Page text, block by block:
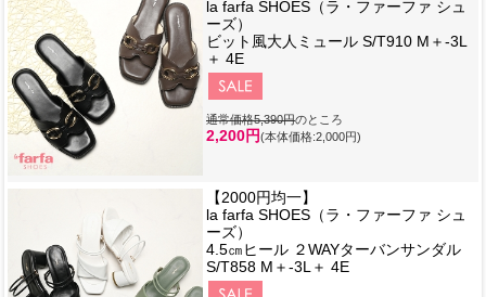
la farfa SHOES（ラ・ファーファ シュ
ーズ）
ビット風大人ミュール S/T910 M＋-3L
＋ 4E
通常価格5,390円のところ
2,200円(本体価格:2,000円)
【2000円均一】
la farfa SHOES（ラ・ファーファ シュ
ーズ）
4.5㎝ヒール ２WAYターバンサンダル
S/T858 M＋-3L＋ 4E